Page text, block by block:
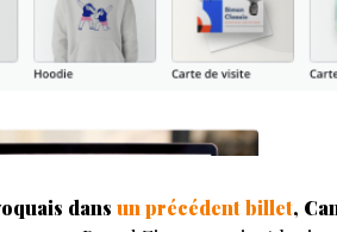
dans un précédent billet,